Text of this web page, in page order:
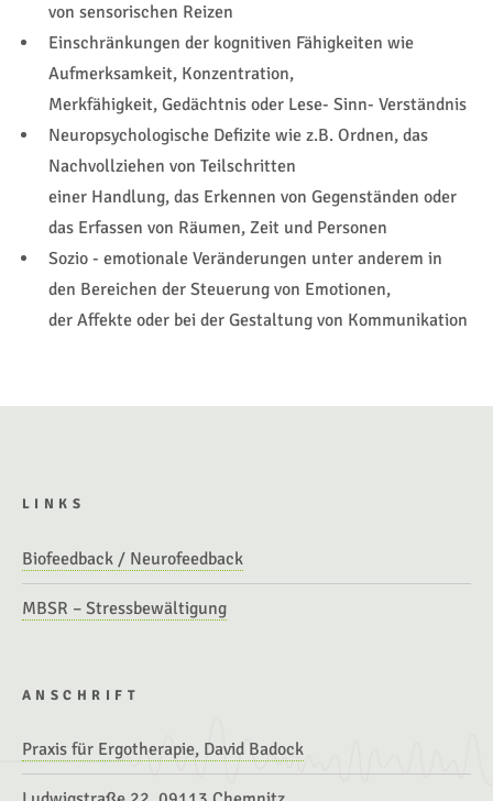
von sensorischen Reizen
Einschränkungen der kognitiven Fähigkeiten wie
Aufmerksamkeit, Konzentration,
Merkfähigkeit, Gedächtnis oder Lese- Sinn- Verständnis
Neuropsychologische Defizite wie z.B. Ordnen, das
Nachvollziehen von Teilschritten
einer Handlung, das Erkennen von Gegenständen oder
das Erfassen von Räumen, Zeit und Personen
Sozio - emotionale Veränderungen unter anderem in
den Bereichen der Steuerung von Emotionen,
der Affekte oder bei der Gestaltung von Kommunikation
LINKS
Biofeedback / Neurofeedback
MBSR – Stressbewältigung
ANSCHRIFT
Praxis für Ergotherapie, David Badock